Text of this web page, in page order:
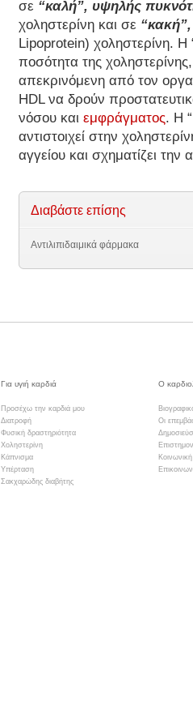
σε “καλή”, υψηλής
χοληστερίνη και σε
Lipoprotein) χοληστερίνη. Η
ποσότητα της
απεκρινόμενη από τον
HDL να δρούν
νόσου και εμφράγματος. Η
αντιστοιχεί στην
αγγείου και σχηματίζει
Διαβάστε επίσης
Αντιλιπιδαιμικά φάρμακα
Για υγιή καρδιά
Προσέχω την καρδιά μου
Διατροφή
Φυσική δραστηριότητα
Χοληστερίνη
Κάπνισμα
Υπέρταση
Σακχαρώδης διαβήτης
Ο
Οι